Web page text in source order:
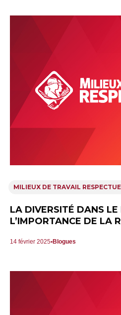
MILIEUX DE TRAVAIL
LA DIVERSITÉ DANS
L’IMPORTANCE DE LA
14 février 2025 Blogues